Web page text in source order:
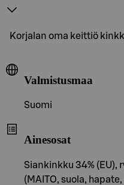
Korjalan oma keittiö
Valmistusmaa
Suomi
Ainesosat
Siankinkku 34% (EU),
(MAITO, suola,